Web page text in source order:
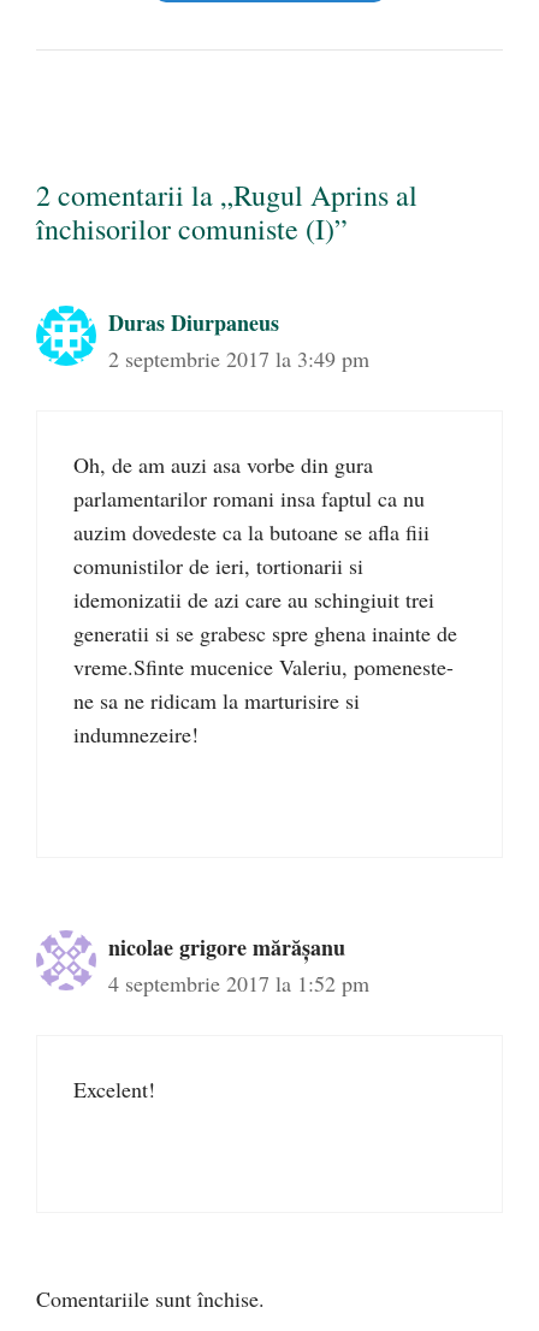
2 comentarii la „Rugul Aprins al
închisorilor comuniste (I)”
Duras Diurpaneus
2 septembrie 2017 la 3:49 pm
Oh, de am auzi asa vorbe din gura
parlamentarilor romani insa faptul ca nu
auzim dovedeste ca la butoane se afla fiii
comunistilor de ieri, tortionarii si
idemonizatii de azi care au schingiuit trei
generatii si se grabesc spre ghena inainte de
vreme.Sfinte mucenice Valeriu, pomeneste-
ne sa ne ridicam la marturisire si
indumnezeire!
nicolae grigore mărăşanu
4 septembrie 2017 la 1:52 pm
Excelent!
Comentariile sunt închise.